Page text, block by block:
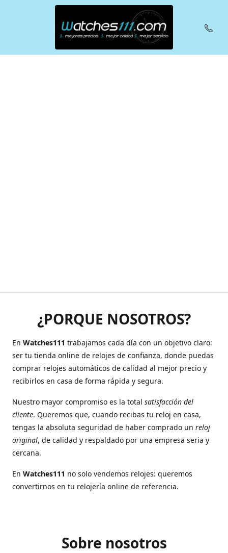
¿PORQUE NOSOTROS?
En Watches111 trabajamos cada día con un objetivo claro:
ser tu tienda online de relojes de confianza, donde puedas
comprar relojes automáticos de calidad al mejor precio y
recibirlos en casa de forma rápida y segura.
Nuestro mayor compromiso es la total satisfacción del
cliente. Queremos que, cuando recibas tu reloj en casa,
tengas la absoluta seguridad de haber comprado un reloj
original, de calidad y respaldado por una empresa seria y
cercana.
En Watches111 no solo vendemos relojes: queremos
convertirnos en tu relojería online de referencia.
Sobre nosotros